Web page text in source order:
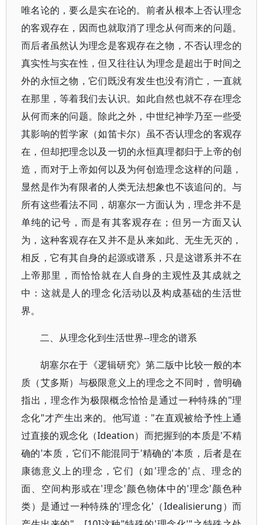
唯名论的，要么是实在论的。前者从根本上否认理念
的客观存在，因而也就取消了理念从何而来的问题。
而后者虽然认为理念是客观存在之物，不否认理念的
真实性与实在性，但又往往认为理念是超出于时间之
外的永恒之物，它们既没有发生也没有消亡，一直就
在那里，等着我们去认识。如此自然也就不存在理念
从何而来的问题。除此之外，中世纪神学乃至一些受
其影响的哲学家（如笛卡尔）虽不否认理念的客观存
在，但却把理念以及一切的永恒真理都归于上帝的创
造，而对于上帝如何以及为何创造理念这样的问题，
显然是作为有限者的人类无法想象也不该追问的。与
所有这些看法不同，胡塞尔一方面认为，理念并不是
单纯的记号，而是有其客观存在；但另一方面又认
为，这种客观存在又并不是从来如此、无生无灭的，
相反，它有其自身的起源或谱系，只是这谱系并不在
上帝那里，而恰恰就在人自身的主观性及其成就之
中：这就是人的理念化活动以及构成基础的生活世
界。
二、从理念化到生活世界--理念的谱系
胡塞尔在于《逻辑研究》第二版中比较一般的本
质（艾多斯）与极限意义上的理念之不同时，曾明确
指出，理念作为极限概念恰恰是通过一种特殊的"理
念化"才产生出来的。他写道："在直观被给予性上通
过直接的观念化（Ideation）而把握到的本质是'不精
确的'本质，它们不能混同于'精确的'本质，后者是在
康德意义上的理念，它们（如'理念的'点、理念的
面、空间构形或在'理念'颜色物体中的'理念'颜色种
类）是通过一种特殊的'理念化'（Idealisierung）而